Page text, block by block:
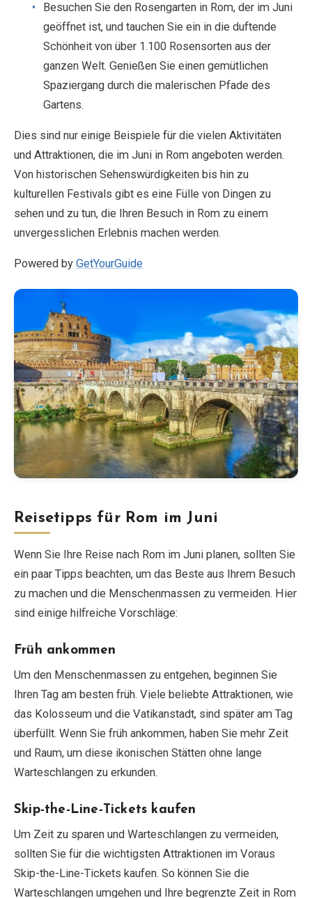
Besuchen Sie den Rosengarten in Rom, der im Juni
geöffnet ist, und tauchen Sie ein in die duftende
Schönheit von über 1.100 Rosensorten aus der
ganzen Welt. Genießen Sie einen gemütlichen
Spaziergang durch die malerischen Pfade des
Gartens.
Dies sind nur einige Beispiele für die vielen Aktivitäten
und Attraktionen, die im Juni in Rom angeboten werden.
Von historischen Sehenswürdigkeiten bis hin zu
kulturellen Festivals gibt es eine Fülle von Dingen zu
sehen und zu tun, die Ihren Besuch in Rom zu einem
unvergesslichen Erlebnis machen werden.
Powered by GetYourGuide
Reisetipps für Rom im Juni
Wenn Sie Ihre Reise nach Rom im Juni planen, sollten Sie
ein paar Tipps beachten, um das Beste aus Ihrem Besuch
zu machen und die Menschenmassen zu vermeiden. Hier
sind einige hilfreiche Vorschläge:
Früh ankommen
Um den Menschenmassen zu entgehen, beginnen Sie
Ihren Tag am besten früh. Viele beliebte Attraktionen, wie
das Kolosseum und die Vatikanstadt, sind später am Tag
überfüllt. Wenn Sie früh ankommen, haben Sie mehr Zeit
und Raum, um diese ikonischen Stätten ohne lange
Warteschlangen zu erkunden.
Skip-the-Line-Tickets kaufen
Um Zeit zu sparen und Warteschlangen zu vermeiden,
sollten Sie für die wichtigsten Attraktionen im Voraus
Skip-the-Line-Tickets kaufen. So können Sie die
Warteschlangen umgehen und Ihre begrenzte Zeit in Rom